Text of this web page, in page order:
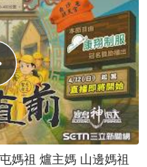
媽祖 爐主媽 山邊媽祖